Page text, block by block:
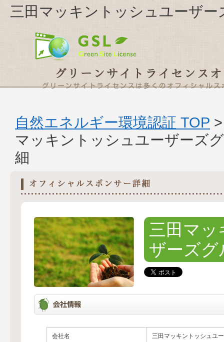
三田マッキントッシュユーザー
自然エネルギー環境認証 TOP
マッキントッシュユーザーズ
細
三田マ
ザーズグ
会社名 三田マッキントッシュユ